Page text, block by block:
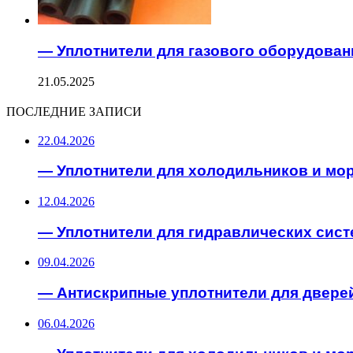
— Уплотнители для газового
21.05.2025
ПОСЛЕДНИЕ ЗАПИСИ
22.04.2026
— Уплотнители для холодильников и
12.04.2026
— Уплотнители для гидравлических
09.04.2026
— Антискрипные уплотнители для
06.04.2026